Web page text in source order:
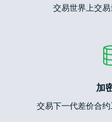
交易世界上交
加
交易下一代差价合约